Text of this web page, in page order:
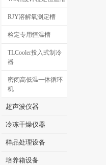
RJY溶解氧测定槽
检定专用恒温槽
TLCooler投入式制冷
器
密闭高低温一体循环
机
超声波仪器
冷冻干燥仪器
样品处理设备
培养箱设备